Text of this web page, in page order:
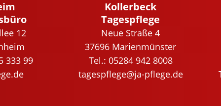
12
333 99
Kollerbeck
Tagespflege
Neue Straße 4
37696 Marienmünster
Tel.: 05284 942 8008
tagespflege@ja-pflege.de